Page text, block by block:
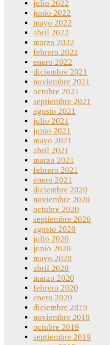
julio 2022
junio 2022
mayo 2022
abril 2022
marzo 2022
febrero 2022
enero 2022
diciembre 2021
noviembre 2021
octubre 2021
septiembre 2021
agosto 2021
julio 2021
junio 2021
mayo 2021
abril 2021
marzo 2021
febrero 2021
enero 2021
diciembre 2020
noviembre 2020
octubre 2020
septiembre 2020
agosto 2020
julio 2020
junio 2020
mayo 2020
abril 2020
marzo 2020
febrero 2020
enero 2020
diciembre 2019
noviembre 2019
octubre 2019
septiembre 2019